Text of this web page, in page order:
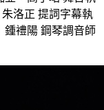
洛正 提詞字幕執
鍾禮陽 鋼琴調音師